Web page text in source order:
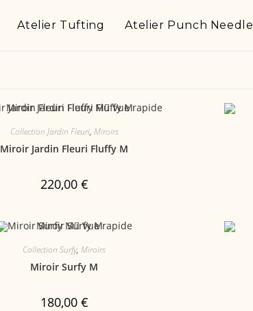
Atelier Tufting Atelier Punch Needle
Vue rapide
Collection Jardin Fleuri, Miroirs
Miroir Jardin Fleuri Fluffy M
220,00 €
Vue rapide
Collection Surfy,Miroirs
Miroir Surfy M
180,00 €